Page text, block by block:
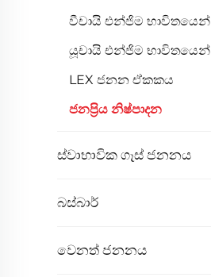
වීචායි එන්ජිම භාවිතයෙන්
යූචායි එන්ජිම භාවිතයෙන්
LEX ජනන ඒකකය
ජනප්‍රිය නිෂ්පාදන
ස්වාභාවික ගෑස් ජනනය
බස්බාර්
වෙනත් ජනනය